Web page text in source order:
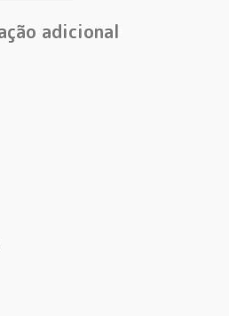
adicional